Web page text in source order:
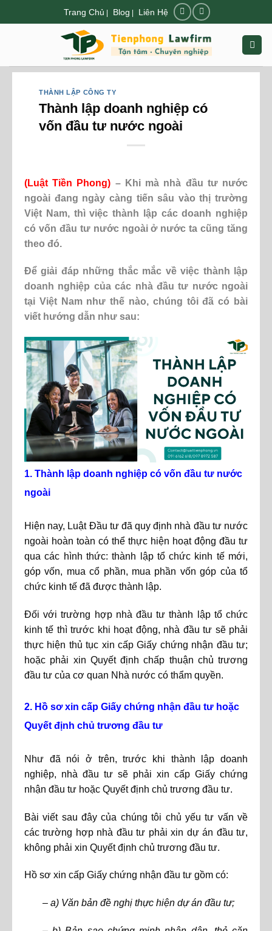
đến
Trang Chủ | Blog | Liên Hệ
THÀNH LẬP CÔNG TY
Thành lập doanh nghiệp có
vốn đầu tư nước ngoài
(Luật Tiền Phong) –
Khi mà nhà đầu tư nước
ngoài đang ngày càng tiến sâu vào thị trường
Việt Nam, thì việc thành lập các doanh nghiệp
có vốn đầu tư nước ngoài ở nước ta cũng tăng
theo đó.
Để giải đáp những thắc mắc về việc thành lập
doanh nghiệp của các nhà đầu tư nước ngoài
tại Việt Nam như thế nào, chúng tôi đã có bài
viết hướng dẫn như sau:
1. Thành lập doanh nghiệp có vốn đầu tư nước
ngoài
Hiện nay, Luật Đầu tư đã quy định nhà đầu tư nước
ngoài hoàn toàn có thể thực hiện hoạt động đầu tư
qua các hình thức: thành lập tổ chức kinh tế mới,
góp vốn, mua cổ phần, mua phần vốn góp của tổ
chức kinh tế đã được thành lập.
Đối với trường hợp nhà đầu tư thành lập tổ chức
kinh tế thì trước khi hoạt động, nhà đầu tư sẽ phải
thực hiện thủ tục xin cấp Giấy chứng nhận đầu tư;
hoặc phải xin Quyết định chấp thuận chủ trương
đầu tư của cơ quan Nhà nước có thẩm quyền.
2. Hồ sơ xin cấp Giấy chứng nhận đầu tư hoặc
Quyết định chủ trương đầu tư
Như đã nói ở trên, trước khi thành lập doanh
nghiệp, nhà đầu tư sẽ phải xin cấp Giấy chứng
nhận đầu tư hoặc Quyết định chủ trương đầu tư.
Bài viết sau đây của chúng tôi chủ yếu tư vấn về
các trường hợp nhà đầu tư phải xin dự án đầu tư,
không phải xin Quyết định chủ trương đầu tư.
Hồ sơ xin cấp Giấy chứng nhận đầu tư gồm có:
– a) Văn bản đề nghị thực hiện dự án đầu tư;